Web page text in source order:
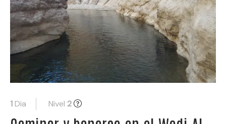
1Dia Nivel 2